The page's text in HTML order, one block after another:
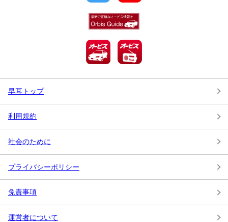
早耳トップ
利用規約
社会のために
プライバシーポリシー
免責事項
運営者について